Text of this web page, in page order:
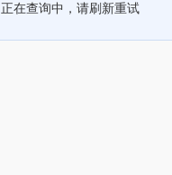
正在查询中，请刷新重试